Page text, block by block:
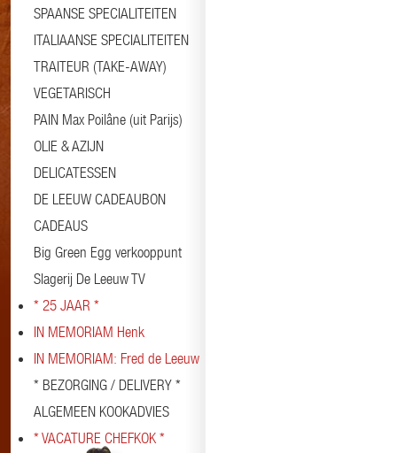
SPAANSE SPECIALITEITEN
ITALIAANSE SPECIALITEITEN
TRAITEUR (TAKE-AWAY)
VEGETARISCH
PAIN Max Poilâne (uit Parijs)
OLIE & AZIJN
DELICATESSEN
DE LEEUW CADEAUBON
CADEAUS
Big Green Egg verkooppunt
Slagerij De Leeuw TV
* 25 JAAR *
IN MEMORIAM Henk
IN MEMORIAM: Fred de Leeuw
* BEZORGING / DELIVERY *
ALGEMEEN KOOKADVIES
* VACATURE CHEFKOK *